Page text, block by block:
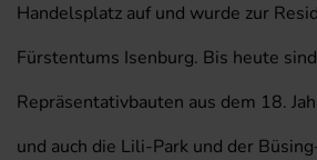
Handelsplatz auf und wurde zur
Fürstentums Isenburg. Bis heute
Repräsentativbauten aus dem 18.
und auch die Lili-Park und der